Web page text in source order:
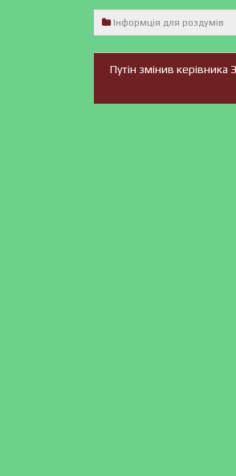
Інформція для роздумів
Путін змінив